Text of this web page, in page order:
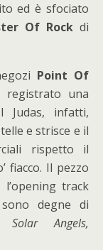
ed è sfociato
Of Rock di
Point Of
una
Judas, infatti,
e strisce e il
rispetto il
fiacco. Il pezzo
track
degne di
Solar Angels,